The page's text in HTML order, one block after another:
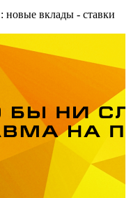
новые вклады - ставки